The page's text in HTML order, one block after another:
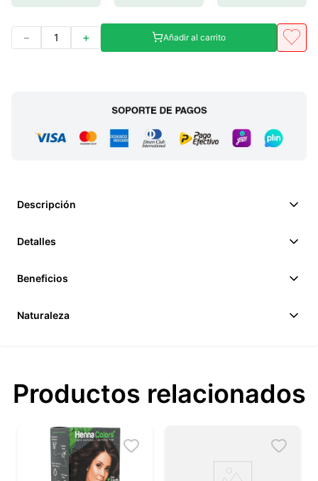
＋
－ Añadir al carrito
Descripción
Detalles
Beneficios
Naturaleza
Productos relacionados